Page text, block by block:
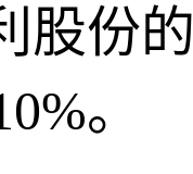
股份
。